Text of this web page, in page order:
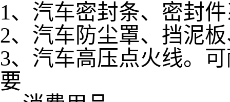
1、汽车密封条、密封
2、汽车防尘罩、挡泥
3、汽车高压点火线。
要